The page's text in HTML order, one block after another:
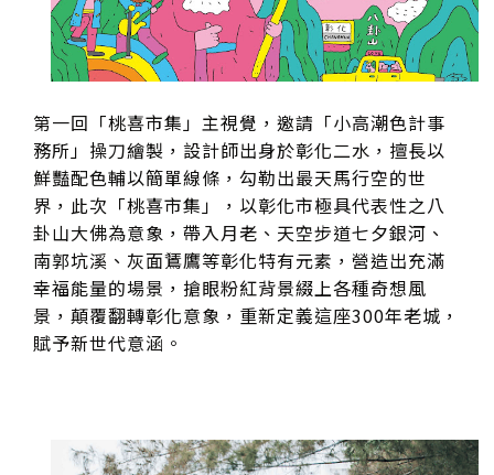
第一回「桃喜市集」主視覺，邀請「小高潮色計事
務所」操刀繪製，設計師出身於彰化二水，擅長以
鮮豔配色輔以簡單線條，勾勒出最天馬行空的世
界，此次「桃喜市集」，以彰化市極具代表性之八
卦山大佛為意象，帶入月老、天空步道七夕銀河、
南郭坑溪、灰面鵟鷹等彰化特有元素，營造出充滿
幸福能量的場景，搶眼粉紅背景綴上各種奇想風
景，顛覆翻轉彰化意象，重新定義這座300年老城，
賦予新世代意涵。